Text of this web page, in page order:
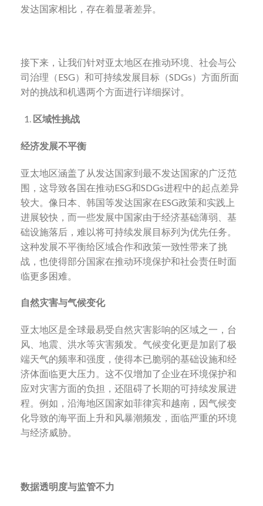
发达国家相比，存在着显著差异。
接下来，让我们针对亚太地区在推动环境、社会与公
司治理（ESG）和可持续发展目标（SDGs）方面所面
对的挑战和机遇两个方面进行详细探讨。
区域性挑战
经济发展不平衡
亚太地区涵盖了从发达国家到最不发达国家的广泛范
围，这导致各国在推动ESG和SDGs进程中的起点差异
较大。像日本、韩国等发达国家在ESG政策和实践上
进展较快，而一些发展中国家由于经济基础薄弱、基
础设施落后，难以将可持续发展目标列为优先任务。
这种发展不平衡给区域合作和政策一致性带来了挑
战，也使得部分国家在推动环境保护和社会责任时面
临更多困难。
自然灾害与气候变化
亚太地区是全球最易受自然灾害影响的区域之一，台
风、地震、洪水等灾害频发。气候变化更是加剧了极
端天气的频率和强度，使得本已脆弱的基础设施和经
济体面临更大压力。这不仅增加了企业在环境保护和
应对灾害方面的负担，还阻碍了长期的可持续发展进
程。例如，沿海地区国家如菲律宾和越南，因气候变
化导致的海平面上升和风暴潮频发，面临严重的环境
与经济威胁。
数据透明度与监管不力